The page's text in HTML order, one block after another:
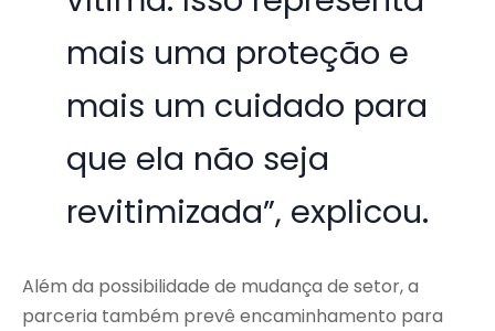
mais uma proteção e
mais um cuidado para
que ela não seja
revitimizada”, explicou.
Além da possibilidade de mudança de setor, a
parceria também prevê encaminhamento para